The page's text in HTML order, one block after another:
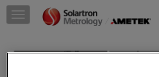
Skip to content
T
o
g